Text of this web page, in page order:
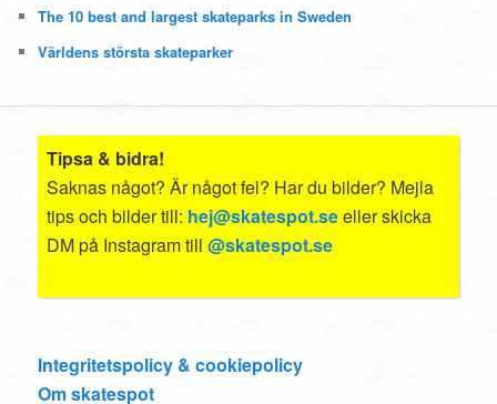
The 10 best and largest skateparks in Sweden
Världens största skateparker
Tipsa & bidra!
Saknas något? Är något fel? Har du bilder? Mejla
tips och bilder till: hej@skatespot.seeller skicka
DM på Instagram till@skatespot.se
Integritetspolicy & cookiepolicy
Om skatespot